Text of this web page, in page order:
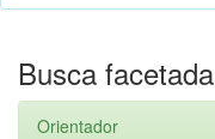
Busca facetada
Orientador